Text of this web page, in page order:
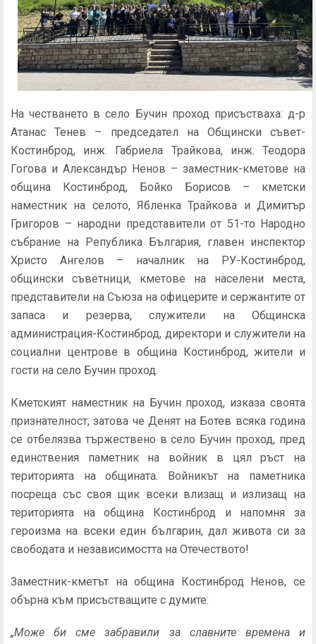
На честването в село Бучин проход присъстваха: д-р
Атанас Тенев – председател на Общински съвет-
Костинброд, инж. Габриела Трайкова, инж. Теодора
Гогова и Александър Ненов – заместник-кметове на
община Костинброд, Бойко Борисов – кметски
наместник на селото, Ябленка Трайкова и Димитър
Григоров – народни представители от 51-то Народно
събрание на Република България, главен инспектор
Христо Ангелов – началник на РУ-Костинброд,
общински съветници, кметове на населени места,
представители на Съюза на офицерите и сержантите от
запаса и резерва, служители на Общинска
администрация-Костинброд, директори и служители на
социални центрове в община Костинброд, жители и
гости на село Бучин проход.
Кметският наместник на Бучин проход, изказа своята
признателност, затова че Денят на Ботев всяка година
се отбелязва тържествено в село Бучин проход, пред
единствения паметник на войник в цял ръст на
територията на общината. Войникът на паметника
посреща със своя щик всеки влизащ и излизащ на
територията на община Костинброд и напомня за
героизма на всеки един българин, дал живота си за
свободата и независимостта на Отечеството!
Заместник-кметът на община Костинброд Ненов, се
обърна към присъстващите с думите:
„Може би сме забравили за славните времена и